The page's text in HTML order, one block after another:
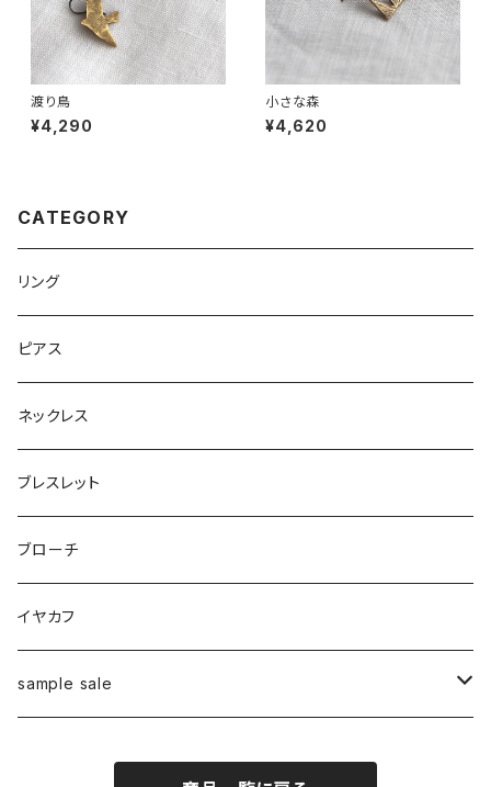
渡り鳥
¥4,290
小さな森
¥4,620
CATEGORY
リング
ピアス
ネックレス
ブレスレット
ブローチ
イヤカフ
sample sale